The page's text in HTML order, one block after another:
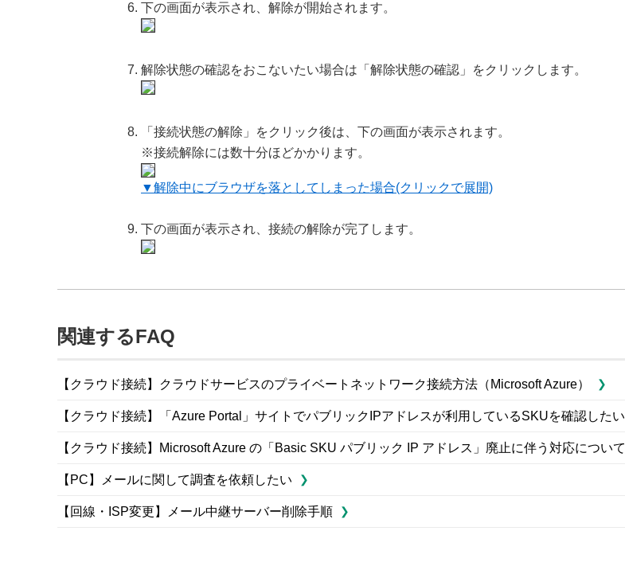
下の画面が表示され、解除が開始されます。
解除状態の確認をおこないたい場合は「解除状態の確認」をクリックします。
「接続状態の解除」をクリック後は、下の画面が表示されます。
※接続解除には数十分ほどかかります。
▼解除中にブラウザを落としてしまった場合(クリックで展開)
下の画面が表示され、接続の解除が完了します。
関連するFAQ
【クラウド接続】クラウドサービスのプライベートネットワーク接続方法（Microsoft Azure）
【クラウド接続】「Azure Portal」サイトでパブリックIPアドレスが利用しているSKUを確認したい
【クラウド接続】Microsoft Azure の「Basic SKU パブリック IP アドレス」廃止に伴う対応について
【PC】メールに関して調査を依頼したい
【回線・ISP変更】メール中継サーバー削除手順